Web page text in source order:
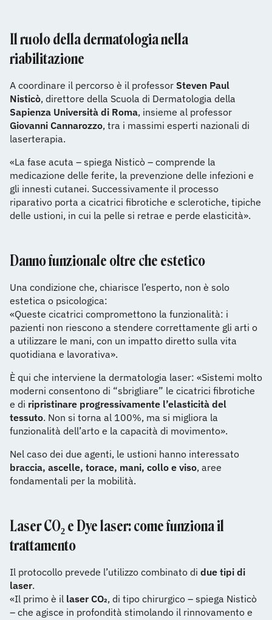
Il ruolo della dermatologia nella
riabilitazione
A coordinare il percorso è il professor Steven Paul
Nisticò, direttore della Scuola di Dermatologia della
Sapienza Università di Roma, insieme al professor
Giovanni Cannarozzo, tra i massimi esperti nazionali di
laserterapia.
«La fase acuta – spiega Nisticò – comprende la
medicazione delle ferite, la prevenzione delle infezioni e
gli innesti cutanei. Successivamente il processo
riparativo porta a cicatrici fibrotiche e sclerotiche, tipiche
delle ustioni, in cui la pelle si retrae e perde elasticità».
Danno funzionale oltre che estetico
Una condizione che, chiarisce l’esperto, non è solo
estetica o psicologica:
«Queste cicatrici compromettono la funzionalità: i
pazienti non riescono a stendere correttamente gli arti o
a utilizzare le mani, con un impatto diretto sulla vita
quotidiana e lavorativa».
È qui che interviene la dermatologia laser: «Sistemi molto
moderni consentono di “sbrigliare” le cicatrici fibrotiche
e di ripristinare progressivamente l’elasticità del
tessuto. Non si torna al 100%, ma si migliora la
funzionalità dell’arto e la capacità di movimento».
Nel caso dei due agenti, le ustioni hanno interessato
braccia, ascelle, torace, mani, collo e viso, aree
fondamentali per la mobilità.
Laser CO₂ e Dye laser: come funziona il
trattamento
Il protocollo prevede l’utilizzo combinato di due tipi di
laser.
«Il primo è il laser CO₂, di tipo chirurgico – spiega Nisticò
– che agisce in profondità stimolando il rinnovamento e